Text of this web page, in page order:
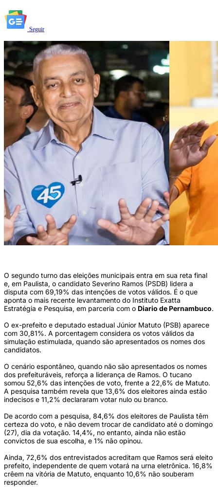
Seguir
O segundo turno das eleições municipais entra em sua reta final
e, em Paulista, o candidato Severino Ramos (PSDB) lidera a
disputa com 69,19% das intenções de votos válidos. É o que
aponta o mais recente levantamento do Instituto Exatta
Estratégia e Pesquisa, em parceria com o Diario de Pernambuco.
O ex-prefeito e deputado estadual Júnior Matuto (PSB) aparece
com 30,81%. A porcentagem considera os votos válidos da
simulação estimulada, quando são apresentados os nomes dos
candidatos.
O cenário espontâneo, quando não são apresentados os nomes
dos prefeituráveis, reforça a liderança de Ramos. O tucano
somou 52,6% das intenções de voto, frente a 22,6% de Matuto.
A pesquisa também revela que 13,6% dos eleitores ainda estão
indecisos e 11,2% declararam votar nulo ou branco.
De acordo com a pesquisa, 84,6% dos eleitores de Paulista têm
certeza do voto, e não devem trocar de candidato até o domingo
(27), dia da votação. 14,4%, no entanto, ainda não estão
convictos de sua escolha, e 1% não opinou.
Ainda, 72,6% dos entrevistados acreditam que Ramos será eleito
prefeito, independente de quem votará na urna eletrônica. 16,8%
crêem na vitória de Matuto, enquanto 10,6% não souberam
responder.